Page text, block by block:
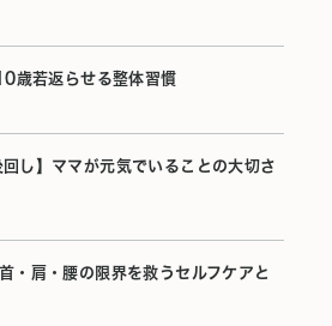
歳若返らせる整体習慣
回し】ママが元気でいることの大切さ
・肩・腰の限界を救うセルフケアと